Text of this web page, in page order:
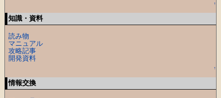
↑
知識・資料
読み物
マニュアル
攻略記事
開発資料
↑
情報交換